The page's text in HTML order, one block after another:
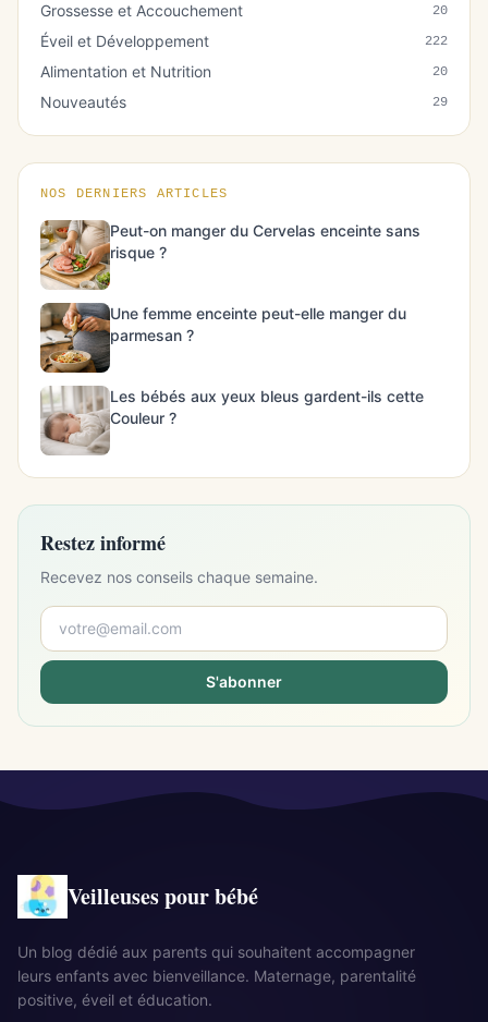
Grossesse et Accouchement 20
Éveil et Développement 222
Alimentation et Nutrition 20
Nouveautés 29
NOS DERNIERS ARTICLES
Peut-on manger du Cervelas enceinte sans
risque ?
Une femme enceinte peut-elle manger du
parmesan ?
Les bébés aux yeux bleus gardent-ils cette
Couleur ?
Restez informé
Recevez nos conseils chaque semaine.
S'abonner
Veilleuses pour bébé
Un blog dédié aux parents qui souhaitent accompagner
leurs enfants avec bienveillance. Maternage, parentalité
positive, éveil et éducation.